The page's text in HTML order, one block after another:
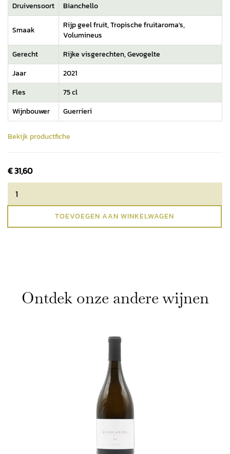
Wijnen
Spirits
Druivensoort
Bianchello
Smaak
Rijp geel fruit, Tropische fruitaroma's,
Volumineus
Gerecht
Rijke visgerechten, Gevogelte
Jaar
2021
Fles
75 cl
Wijnbouwer
Guerrieri
Bekijk productfiche
€31,60
TOEVOEGEN AAN WINKELWAGEN
Ontdek onze andere wijnen